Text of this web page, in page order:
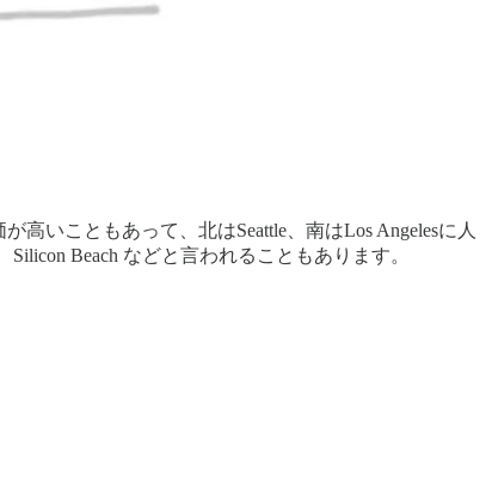
いこともあって、北はSeattle、南はLos Angelesに人
Beach などと言われることもあります。